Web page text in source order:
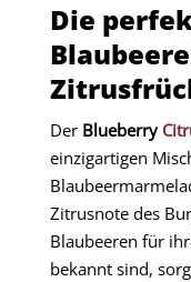
Die
Der Blueberry
einzigartigen
Zitrusnote des
Blaubeeren für
bekannt sind,